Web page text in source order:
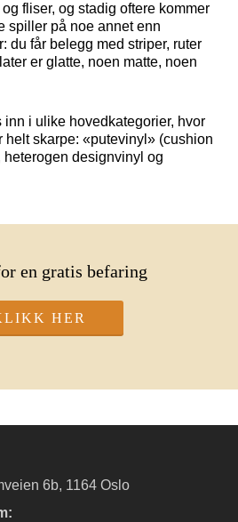
fliser, og stadig oftere kommer
spiller på noe annet enn
du får belegg med striper, ruter
er glatte, noen matte, noen
i ulike hovedkategorier, hvor
helt skarpe: «putevinyl» (cushion
designvinyl og
en gratis befaring
HER
6b, 1164 Oslo